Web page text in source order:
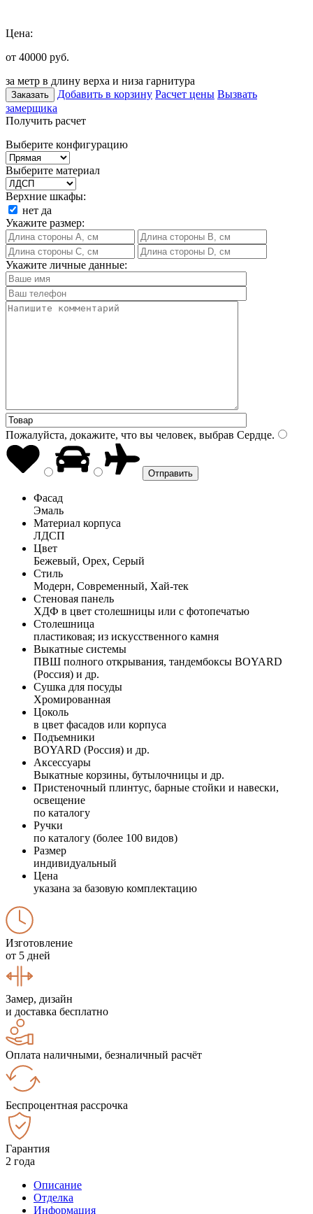
Цена:
от 40000 руб.
за метр в длину верха и низа гарнитура
Заказать Добавить в корзину Расчет цены Вызвать
замерщика
Получить расчет
Выберите конфигурацию
Выберите материал
Верхние шкафы:
нет да
Укажите размер:
Укажите личные данные:
Пожалуйста, докажите, что вы человек, выбрав Сердце.
Фасад
Эмаль
Материал корпуса
ЛДСП
Цвет
Бежевый, Орех, Серый
Стиль
Модерн, Современный, Хай-тек
Стеновая панель
ХДФ в цвет столешницы или с фотопечатью
Столешница
пластиковая; из искусственного камня
Выкатные системы
ПВШ полного открывания, тандембоксы BOYARD
(Россия) и др.
Сушка для посуды
Хромированная
Цоколь
в цвет фасадов или корпуса
Подъемники
BOYARD (Россия) и др.
Аксессуары
Выкатные корзины, бутылочницы и др.
Пристеночный плинтус, барные стойки и навески,
освещение
по каталогу
Ручки
по каталогу (более 100 видов)
Размер
индивидуальный
Цена
указана за базовую комплектацию
Изготовление
от 5 дней
Замер, дизайн
и доставка бесплатно
Оплата наличными, безналичный расчёт
Беспроцентная рассрочка
Гарантия
2 года
Описание
Отделка
Информация